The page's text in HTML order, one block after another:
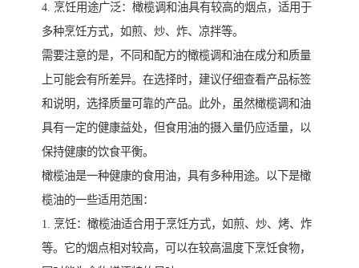
4. 烹饪用途广泛：橄榄调和油具有较高的烟点，适用于
多种烹饪方式，如煎、炒、炸、凉拌等。
需要注意的是，不同和配方的橄榄调和油在成分和质量
上可能会有所差异。在选择时，建议仔细查看产品标签
和说明，选择质量可靠的产品。此外，虽然橄榄调和油
具有一定的健康益处，但食用油的摄入量仍应适量，以
保持健康的饮食平衡。
橄榄油是一种健康的食用油，具有多种用途。以下是橄
榄油的一些适用范围：
1. 烹饪：橄榄油适合用于烹饪方式，如煎、炒、烤、炸
等。它的烟点相对较高，可以在较高温度下烹饪食物，